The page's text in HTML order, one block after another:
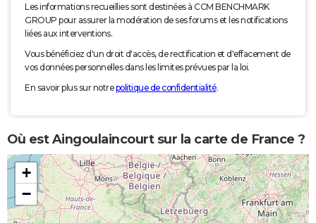
Les informations recueillies sont destinées à CCM BENCHMARK
GROUP pour assurer la modération de ses forums et les notifications
liées aux interventions.
Vous bénéficiez d'un droit d'accès, de rectification et d'effacement de
vos données personnelles dans les limites prévues par la loi.
En savoir plus sur notrepolitique de confidentialité.
Où est Aingoulaincourt sur la carte de France ?
+
−